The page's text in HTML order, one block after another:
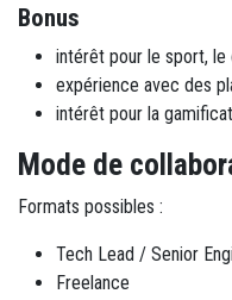
Bonus
intérêt pour le sport, le
expérience avec des
intérêt pour la
Mode de
Formats possibles :
Tech Lead / Senior
Freelance